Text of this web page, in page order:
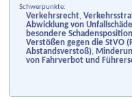
Schwerpunkte:
Verkehrsrecht,
Abwicklung von
besondere
Verstößen gegen die StVO
Abstandsverstoß),
von Fahrverbot und